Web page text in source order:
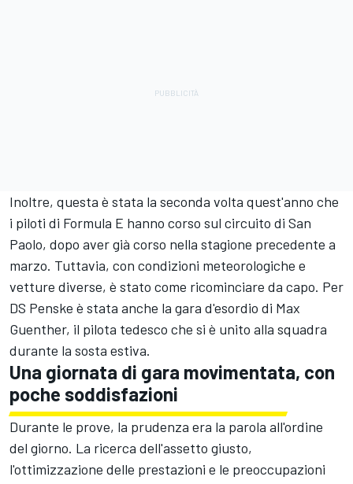
Inoltre, questa è stata la seconda volta quest'anno che
i piloti di Formula E hanno corso sul circuito di San
Paolo, dopo aver già corso nella stagione precedente a
marzo. Tuttavia, con condizioni meteorologiche e
vetture diverse, è stato come ricominciare da capo. Per
DS Penske è stata anche la gara d'esordio di Max
Guenther, il pilota tedesco che si è unito alla squadra
durante la sosta estiva.
Una giornata di gara movimentata, con
poche soddisfazioni
Durante le prove, la prudenza era la parola all'ordine
del giorno. La ricerca dell'assetto giusto,
l'ottimizzazione delle prestazioni e le preoccupazioni